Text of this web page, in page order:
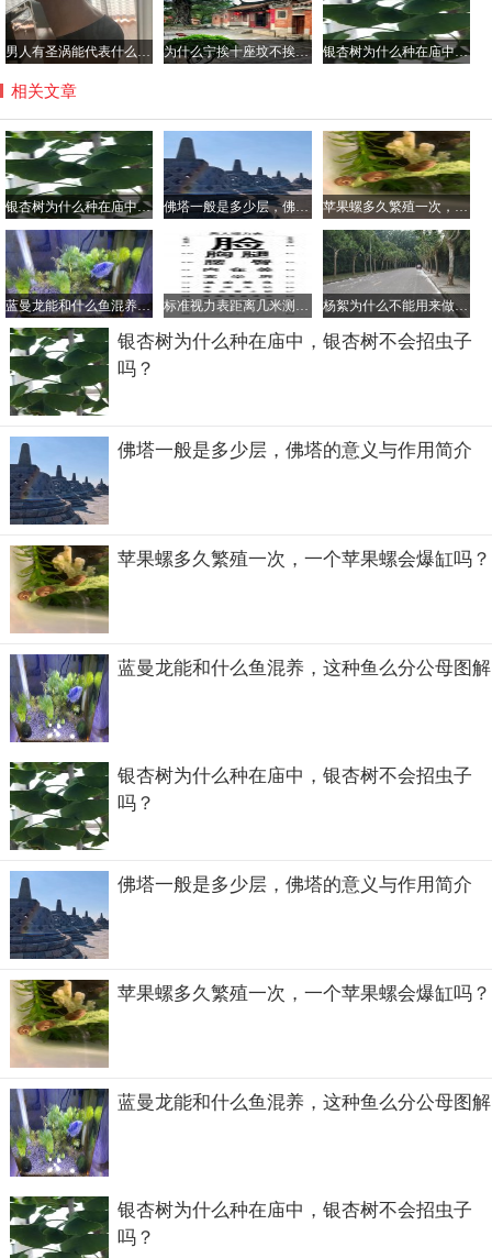
歌手都是怎样记歌词的？
童年噩梦，但是大家是否好奇过歌手是如何记住那么多的歌
词的那？特别是在演唱会上需要唱二三十首歌曲的情况下，
歌手又是如何保证在嘈杂喧嚣的环境内准确记忆歌词不出错
的那？
其实除了熟能生巧日常多练习这一点外，在演唱会的现场还
会有专门的提词器在歌手忘词时给于提示。提词器在观众的
方向看起来很平常，就类似于黑色的玻璃，但是从歌手一侧
看其实是有歌词的。
男人有圣涡能代表什么，腰窝是极少的人才有吗？ 为什么宁挨十座坟不挨一座庙，坟前庙后是风水宝地真的假的？ 银杏树为什么种在庙中，银杏树不会招虫子吗？
相关文章
银杏树为什么种在庙中，银杏树不会招虫子吗？ 佛塔一般是多少层，佛塔的意义与作用简介 苹果螺多久繁殖一次，一个苹果螺会爆缸吗？
蓝曼龙能和什么鱼混养，这种鱼么分公母图解 标准视力表距离几米测，视力表对应的眼镜度数是怎样的？ 杨絮为什么不能用来做棉衣、羽绒服，杨絮对人体有什么危害？
银杏树为什么种在庙中，银杏树不会招虫子
吗？
佛塔一般是多少层，佛塔的意义与作用简介
苹果螺多久繁殖一次，一个苹果螺会爆缸吗？
蓝曼龙能和什么鱼混养，这种鱼么分公母图解
银杏树为什么种在庙中，银杏树不会招虫子
吗？
佛塔一般是多少层，佛塔的意义与作用简介
苹果螺多久繁殖一次，一个苹果螺会爆缸吗？
蓝曼龙能和什么鱼混养，这种鱼么分公母图解
银杏树为什么种在庙中，银杏树不会招虫子
吗？